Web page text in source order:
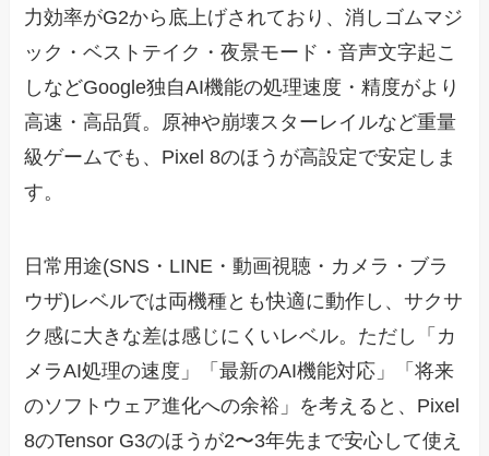
力効率がG2から底上げされており、消しゴムマジ
ック・ベストテイク・夜景モード・音声文字起こ
しなどGoogle独自AI機能の処理速度・精度がより
高速・高品質。原神や崩壊スターレイルなど重量
級ゲームでも、Pixel 8のほうが高設定で安定しま
す。
日常用途(SNS・LINE・動画視聴・カメラ・ブラ
ウザ)レベルでは両機種とも快適に動作し、サクサ
ク感に大きな差は感じにくいレベル。ただし「カ
メラAI処理の速度」「最新のAI機能対応」「将来
のソフトウェア進化への余裕」を考えると、Pixel
8のTensor G3のほうが2〜3年先まで安心して使え